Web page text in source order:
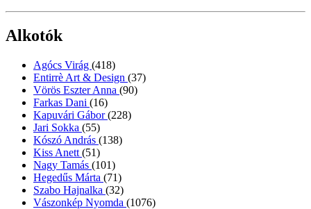
Alkotók
Agócs Virág (418)
Entirrè Art & Design (37)
Vörös Eszter Anna (90)
Farkas Dani (16)
Kapuvári Gábor(228)
Jari Sokka (55)
Kószó András (138)
Kiss Anett (51)
Nagy Tamás (101)
Hegedűs Márta (71)
Szabo Hajnalka (32)
Vászonkép Nyomda (1076)